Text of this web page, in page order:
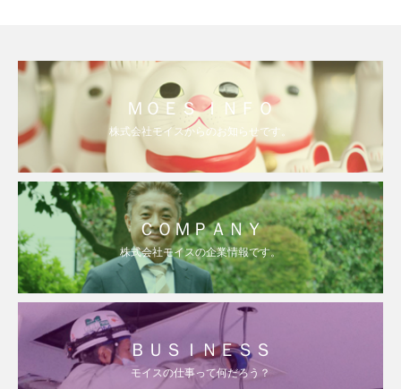
ＭＯＥＳ ＩＮＦＯ
株式会社モイスからのお知らせです。
ＣＯＭＰＡＮＹ
株式会社モイスの企業情報です。
ＢＵＳＩＮＥＳＳ
モイスの仕事って何だろう？